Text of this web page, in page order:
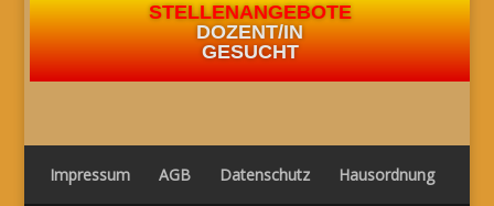
STELLENANGEBOTE
DOZENT/IN
GESUCHT
Impressum AGB Datenschutz Hausordnung